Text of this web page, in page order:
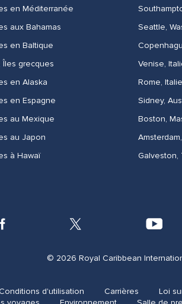
en Méditerranée
aux Bahamas
en Baltique
Îles grecques
en Alaska
en Espagne
au Mexique
au Japon
à Hawaï
Seattle,
Venise,
Rome, Italie
Sidney,
Boston,
Galveston,
© 2026 Royal Caribbean
d'utilisation Carrières Loi